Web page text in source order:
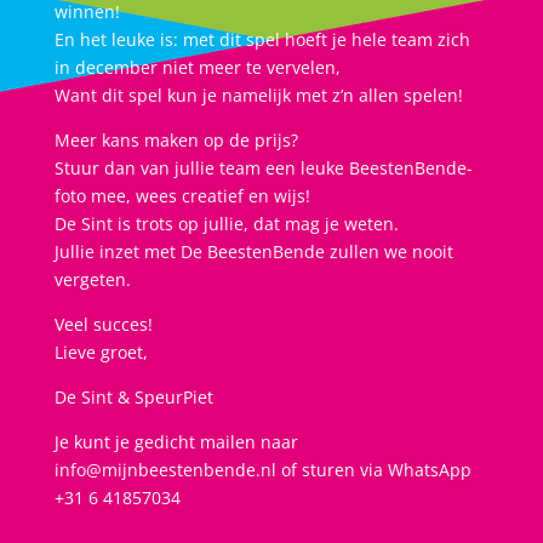
winnen!
En het leuke is: met dit spel hoeft je hele team zich
in december niet meer te vervelen,
Want dit spel kun je namelijk met z’n allen spelen!
Meer kans maken op de prijs?
Stuur dan van jullie team een leuke BeestenBende-
foto mee, wees creatief en wijs!
De Sint is trots op jullie, dat mag je weten.
Jullie inzet met De BeestenBende zullen we nooit
vergeten.
Veel succes!
Lieve groet,
De Sint & SpeurPiet
Je kunt je gedicht mailen naar
info@mijnbeestenbende.nl of sturen via WhatsApp
+31 6 41857034